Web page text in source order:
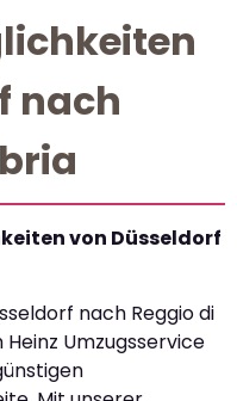
nach
von Düsseldorf
nach Reggio di
Umzugsservice